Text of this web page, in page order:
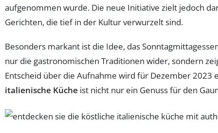
aufgenommen wurde. Die neue Initiative zielt jedoch
Gerichten, die tief in der Kultur verwurzelt sind.
Besonders markant ist die Idee, das
nur die gastronomischen Traditionen wider, sondern
Entscheid über die Aufnahme wird für Dezember
italienische Küche ist nicht nur ein Genuss für den